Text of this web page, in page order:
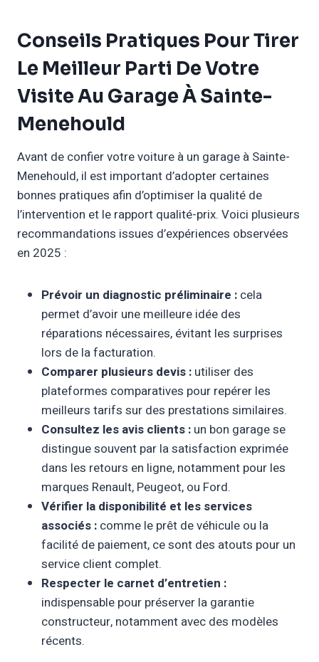
Conseils Pratiques Pour Tirer
Le Meilleur Parti De Votre
Visite Au Garage À Sainte-
Menehould
Avant de confier votre voiture à un garage à Sainte-
Menehould, il est important d’adopter certaines
bonnes pratiques afin d’optimiser la qualité de
l’intervention et le rapport qualité-prix. Voici plusieurs
recommandations issues d’expériences observées
en 2025 :
Prévoir un diagnostic préliminaire : cela
permet d’avoir une meilleure idée des
réparations nécessaires, évitant les surprises
lors de la facturation.
Comparer plusieurs devis : utiliser des
plateformes comparatives pour repérer les
meilleurs tarifs sur des prestations similaires.
Consultez les avis clients : un bon garage se
distingue souvent par la satisfaction exprimée
dans les retours en ligne, notamment pour les
marques Renault, Peugeot, ou Ford.
Vérifier la disponibilité et les services
associés : comme le prêt de véhicule ou la
facilité de paiement, ce sont des atouts pour un
service client complet.
Respecter le carnet d’entretien :
indispensable pour préserver la garantie
constructeur, notamment avec des modèles
récents.